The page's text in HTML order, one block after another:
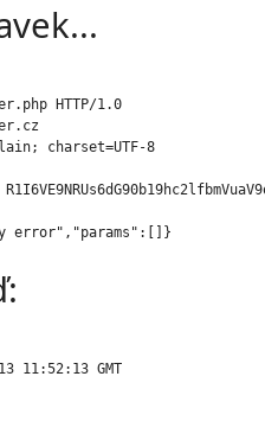
HTTP/1.0
charset=UTF-8
11:52:13 GMT